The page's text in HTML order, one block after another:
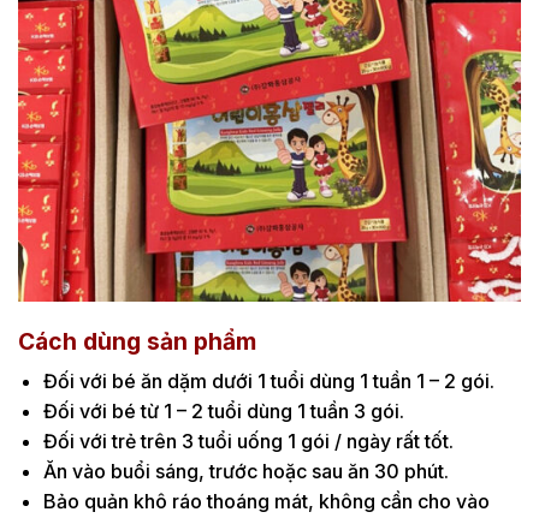
Cách dùng sản phẩm
Đối với bé ăn dặm dưới 1 tuổi dùng 1 tuần 1 – 2 gói.
Đối với bé từ 1 – 2 tuổi dùng 1 tuần 3 gói.
Đối với trẻ trên 3 tuổi uống 1 gói / ngày rất tốt.
Ăn vào buổi sáng, trước hoặc sau ăn 30 phút.
Bảo quản khô ráo thoáng mát, không cần cho vào